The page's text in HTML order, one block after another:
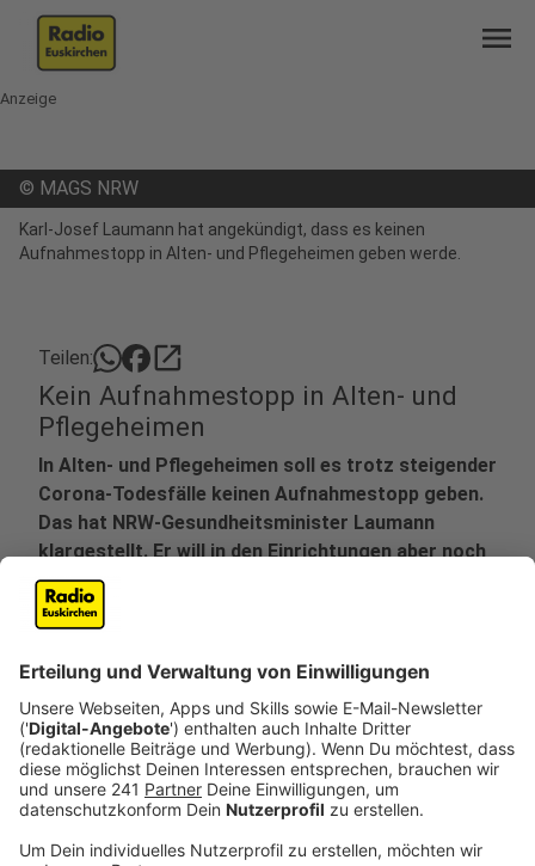
menu
Anzeige
© MAGS NRW
Karl-Josef Laumann hat angekündigt, dass es keinen
Aufnahmestopp in Alten- und Pflegeheimen geben werde.
Teilen: open_in_new
Kein Aufnahmestopp in Alten- und
Pflegeheimen
In Alten- und Pflegeheimen soll es trotz steigender
Corona-Todesfälle keinen Aufnahmestopp geben.
Das hat NRW-Gesundheitsminister Laumann
klargestellt. Er will in den Einrichtungen aber noch
mehr Vorsichtsmaßnahmen durchsetzen.
Veröffentlicht:
Es werde auch weiterhin Menschen geben, die einen
Heimplatz brauchen - zum Beispiel Schlaganfall-